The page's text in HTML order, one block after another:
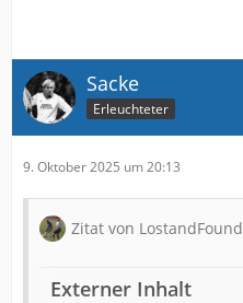
Sacke
Erleuchteter
9. Oktober 2025 um 20:13
Zitat von LostandFound
Externer Inhalt